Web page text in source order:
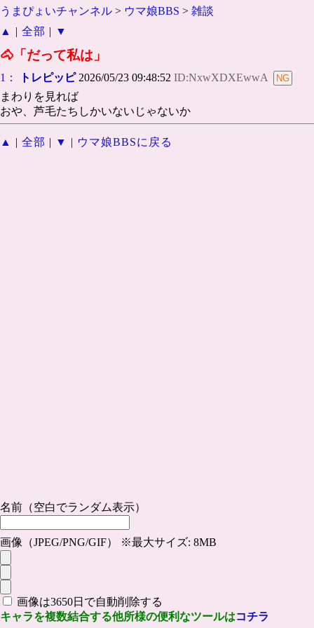
うまぴょいチャンネル > ウマ娘BBS > 雑談
▲
| 全部 | ▼
🐴「だって私は」
1： トレピッピ2026/05/23 09:48:52 ID:NxwXDXEwwA
まわりを見れば
おや、芦毛たちしかいないじゃないか
▲ | 全部 | ▼ | ウマ娘BBSに戻る
名前（空白でランダム表示）
画像（JPEG/PNG/GIF） ※最大サイズ: 8MB
画像は3650日で自動削除する
キャラを複数結合する他所様の便利なツールはコチラ